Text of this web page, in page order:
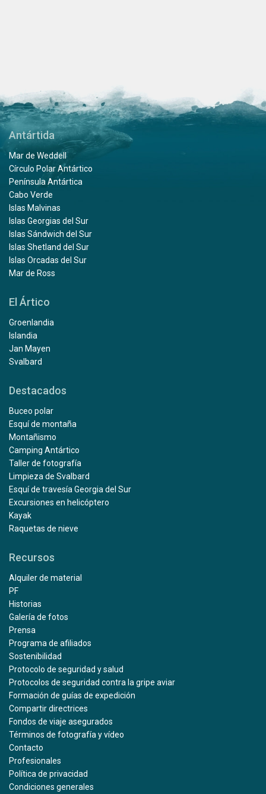
Antártida
Mar de Weddell
Círculo Polar Antártico
Península Antártica
Cabo Verde
Islas Malvinas
Islas Georgias del Sur
Islas Sándwich del Sur
Islas Shetland del Sur
Islas Orcadas del Sur
Mar de Ross
El Ártico
Groenlandia
Islandia
Jan Mayen
Svalbard
Destacados
Buceo polar
Esquí de montaña
Montañismo
Camping Antártico
Taller de fotografía
Limpieza de Svalbard
Esquí de travesía Georgia del Sur
Excursiones en helicóptero
Kayak
Raquetas de nieve
Recursos
Alquiler de material
PF
Historias
Galería de fotos
Prensa
Programa de afiliados
Sostenibilidad
Protocolo de seguridad y salud
Protocolos de seguridad contra la gripe aviar
Formación de guías de expedición
Compartir directrices
Fondos de viaje asegurados
Términos de fotografía y vídeo
Contacto
Profesionales
Política de privacidad
Condiciones generales